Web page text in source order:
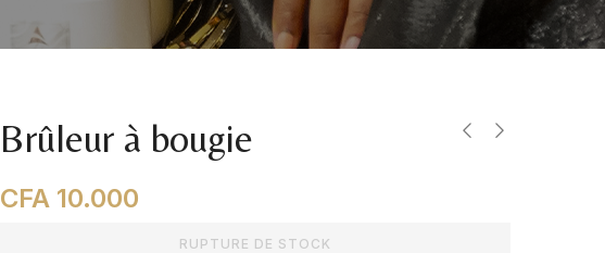
Brûleur à bougie
CFA 10.000
RUPTURE DE STOCK